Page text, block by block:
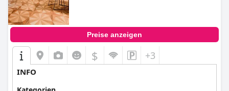
Preise anzeigen
$ +3
INFO